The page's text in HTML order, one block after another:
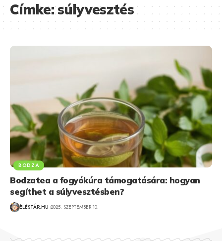
Címke:súlyvesztés
BODZA
Bodzatea a fogyókúra támogatására: hogyan
segíthet a súlyvesztésben?
ÉLÉSTÁR.HU 2025. SZEPTEMBER 10.